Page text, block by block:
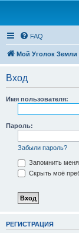
FAQ
Мой Уголок Земли
Вход
Имя пользователя:
Пароль:
Забыли пароль?
Запомнить меня
Скрыть моё
РЕГИСТРАЦИЯ